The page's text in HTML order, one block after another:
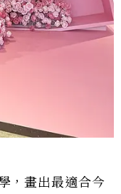
，畫出最適合今